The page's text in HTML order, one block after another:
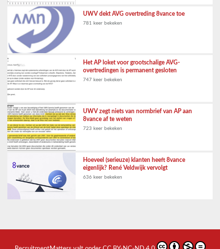
UWV dekt AVG overtreding 8vance toe
781 keer bekeken
Het AP loket voor grootschalige AVG-
overtredingen is permanent gesloten
747 keer bekeken
UWV zegt niets van normbrief van AP aan
8vance af te weten
723 keer bekeken
Hoeveel (serieuze) klanten heeft 8vance
eigenlijk? René Veldwijk vervolgt
636 keer bekeken